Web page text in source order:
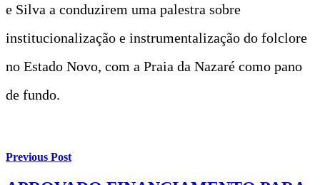
e Silva a conduzirem uma palestra sobre
institucionalização e instrumentalização do folclore
no Estado Novo, com a Praia da Nazaré como pano
de fundo.
Previous Post